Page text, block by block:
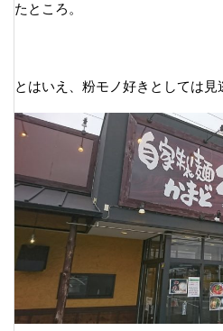
たところ。
とはいえ、粉モノ好きとしては見